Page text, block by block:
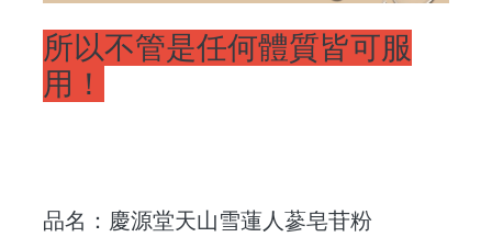
所以不管是任何體質皆可服
用！
品名 ：慶源堂天山雪蓮人蔘皂苷粉